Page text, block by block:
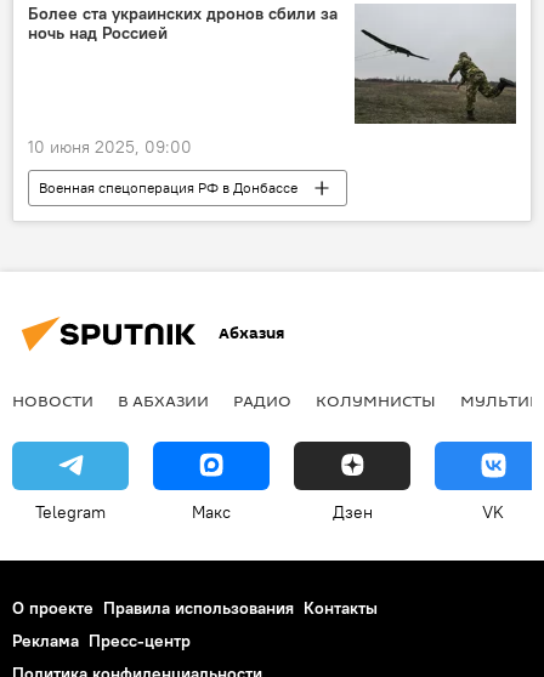
Более ста украинских дронов сбили за
ночь над Россией
10 июня 2025, 09:00
Военная спецоперация РФ в Донбассе
Россия
Украина
Новости
Абхазия
НОВОСТИ В АБХАЗИИ РАДИО КОЛУМНИСТЫ
Telegram Макс Дзен VK
О проекте Правила использования Контакты
Реклама Пресс-центр